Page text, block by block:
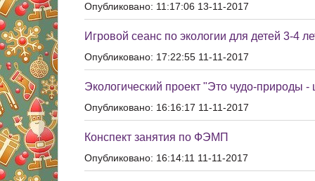
Опубликовано: 11:17:06 13-11-2017
Игровой сеанс по экологии для детей 3-4
Опубликовано: 17:22:55 11-11-2017
Экологический проект "Это чудо-природы -
Опубликовано: 16:16:17 11-11-2017
Конспект занятия по ФЭМП
Опубликовано: 16:14:11 11-11-2017